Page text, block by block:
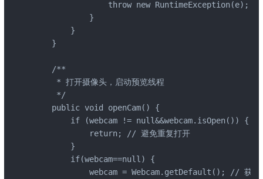
                throw new RuntimeException(e);
            }
        }
    }
    /**
     * 打开摄像头，启动预览线程
     */
    public void openCam() {
        if (webcam != null&&webcam.isOpen()) {
            return; // 避免重复打开
        }
        if(webcam==null) {
webcam = Webcam.getDefault(); // 获取